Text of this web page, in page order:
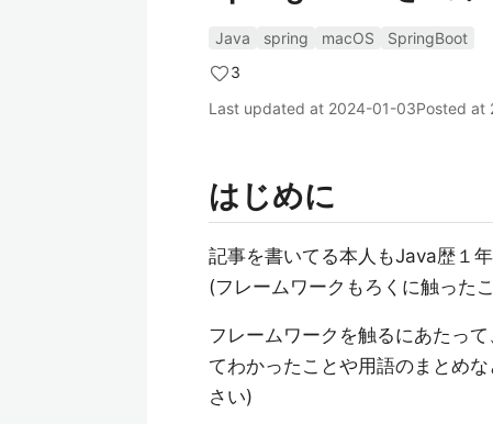
Java spring macOS
SpringBoot
3
Last updated at 2024-01-03Posted at
はじめに
記事を書いてる本人もJava歴１
(フレームワークもろくに触った
フレームワークを触るにあたっ
てわかったことや用語のまとめ
さい)